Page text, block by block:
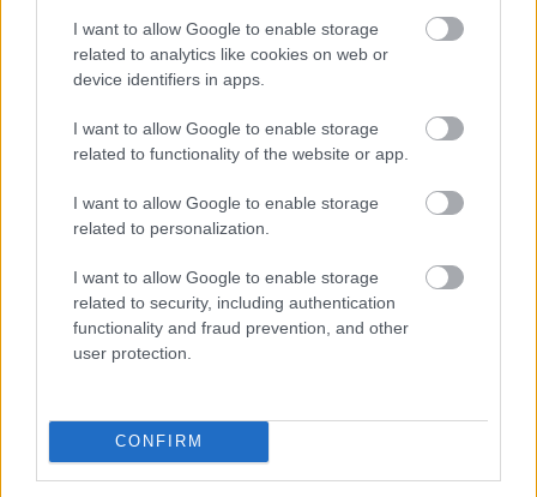
I want to allow Google to enable storage
related to analytics like cookies on web or
device identifiers in apps.
I want to allow Google to enable storage
related to functionality of the website or app.
I want to allow Google to enable storage
related to personalization.
I want to allow Google to enable storage
related to security, including authentication
functionality and fraud prevention, and other
user protection.
CONFIRM
Sok volt az igazolatlan hiányzás, Pócs János fizetéslevonást
kapott, más fideszesek még kevesebbet vittek haza
A Szolnok megyei gazdák nagyon nem akarták a JÉGER
Csendélet 5.0: alig balesetveszélyes lépcső és remek
élhető város
Napokon belül megválasztja az új köztársasági elnököt az
Országgyűlés
Kiterjedt tüzek pusztítanak az országban, köztük Karcagon
javítottak, helikoptereket is bevetettek a tüzeknél
A zárkában rosszul lett, elájult – ilyen körülményekről